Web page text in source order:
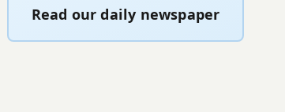
Read our daily newspaper